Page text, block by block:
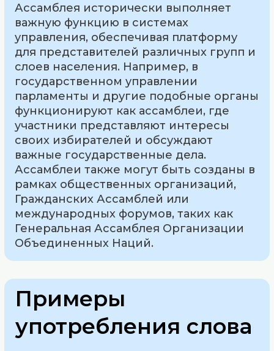
Ассамблея исторически выполняет
важную функцию в системах
управления, обеспечивая платформу
для представителей различных групп и
слоев населения. Например, в
государственном управлении
парламенты и другие подобные органы
функционируют как ассамблеи, где
участники представляют интересы
своих избирателей и обсуждают
важные государственные дела.
Ассамблеи также могут быть созданы в
рамках общественных организаций,
Гражданских Ассамблей или
международных форумов, таких как
Генеральная Ассамблея Организации
Объединенных Наций.
Примеры
употребления слова